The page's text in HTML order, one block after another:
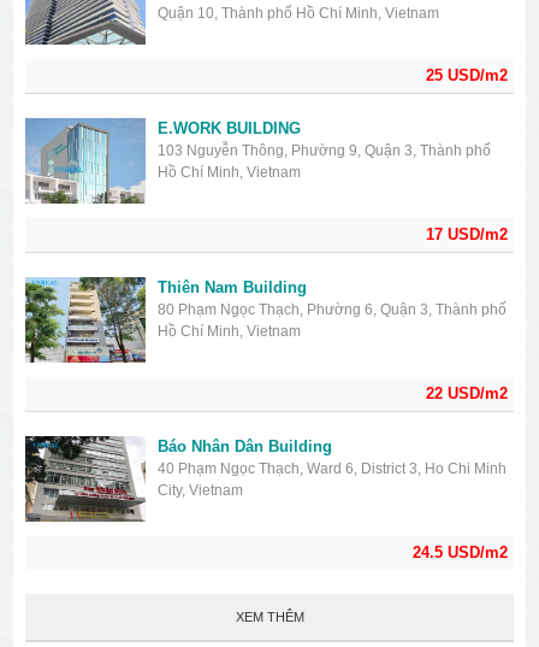
25 USD/m2
Quận 10, Thành phố Hồ Chí Minh, Vietnam
17 USD/m2
E.WORK BUILDING
103 Nguyễn Thông, Phường 9, Quận 3, Thành phố
Hồ Chí Minh, Vietnam
22 USD/m2
Thiên Nam Building
80 Phạm Ngọc Thạch, Phường 6, Quận 3, Thành phố
Hồ Chí Minh, Vietnam
24.5 USD/m2
Báo Nhân Dân Building
40 Phạm Ngọc Thạch, Ward 6, District 3, Ho Chi Minh
City, Vietnam
XEM THÊM